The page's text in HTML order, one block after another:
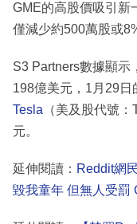
GME的高股價吸引新
僅減少約500萬股或
S3 Partners數據顯示
198億美元，1月29日
Tesla （美及股代號
元。
延伸閱讀： Reddit網
毀我童年 但無人受罰